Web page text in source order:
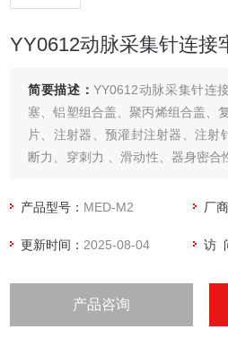
YY0612动脉采集针连接
简要描述：YY0612动脉采集针连
塞、铝塑组合盖、聚丙烯组合盖、
片、注射器、预灌封注射器、注射
断力、穿刺力 、滑动性、器身密合
产品型号： MED-M2 厂
更新时间： 2025-08-04 访
产品咨询